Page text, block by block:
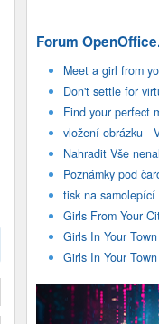
Forum
Meet a girl from
Don't settle for
Find your perfect
vložení obrázku -
Nahradit Vše
Poznámky pod
tisk na samolepící
Girls From Your
Girls In Your
Girls In Your